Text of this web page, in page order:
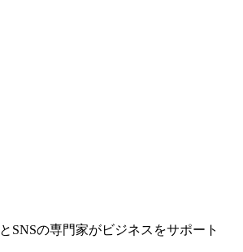
SNSの専門家がビジネスをサポート